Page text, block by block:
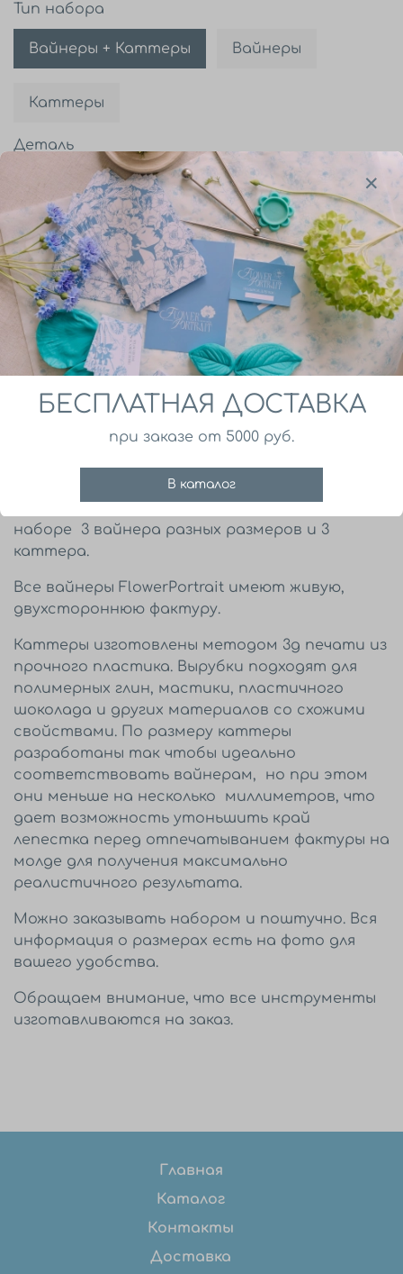
В корзину
Тип набора
Вайнеры + Каттеры Вайнеры
Каттеры
Деталь
Набор силиконовых вайнеров и пластиковых
каттеров для лепки колокольчиков из
полимерной глины и других пластичных масс.
Силиконовые вайнеры колокольчиков с
наборе 3 вайнера разных размеров и 3
каттера.
Все вайнеры FlowerPortrait имеют живую,
двухстороннюю фактуру.
Каттеры изготовлены методом 3д печати из
прочного пластика. Вырубки подходят для
полимерных глин, мастики, пластичного
шоколада и других материалов со схожими
свойствами. По размеру каттеры
разработаны так чтобы идеально
соответствовать вайнерам, но при этом
они меньше на несколько миллиметров, что
дает возможность утоньшить край
лепестка перед отпечатыванием фактуры на
молде для получения максимально
реалистичного результата.
Можно заказывать набором и поштучно. Вся
информация о размерах есть на фото для
вашего удобства.
Обращаем внимание, что все инструменты
изготавливаются на заказ.
Главная
Каталог
Контакты
Доставка
БЕСПЛАТНАЯ ДОСТАВКА
при заказе от 5000 руб.
В каталог